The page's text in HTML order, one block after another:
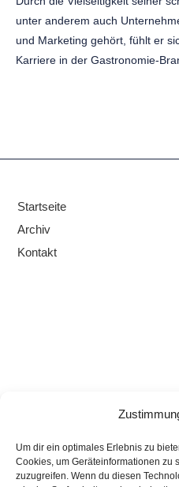
Um dir ein optimales Erlebnis zu
Cookies, um Geräteinformationen zu
zuzugreifen. Wenn du diesen
unter anderem auch
und Marketing gehört, fühlt er
Karriere in der Gastronomie-
Startseite
Archiv
Kontakt